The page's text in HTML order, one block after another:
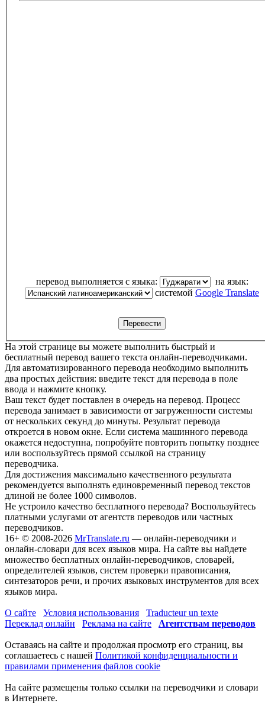
перевод выполняется с языка:
системой Google Translate
На этой странице вы можете выполнить быстрый и
бесплатный перевод вашего текста онлайн-переводчиками.
Для автоматизированного перевода необходимо выполнить
два простых действия: введите текст для перевода в поле
ввода и нажмите кнопку.
Ваш текст будет поставлен в очередь на перевод. Процесс
перевода занимает в зависимости от загруженности системы
от нескольких секунд до минуты. Результат перевода
откроется в новом окне. Если система машинного перевода
окажется недоступна, попробуйте повторить попытку позднее
или воспользуйтесь прямой ссылкой на страницу
переводчика.
Для достижения максимально качественного результата
рекомендуется выполнять единовременный перевод текстов
длиной не более 1000 символов.
Не устроило качество бесплатного перевода? Воспользуйтесь
платными услугами от агентств переводов или частных
переводчиков.
16+ © 2008-2026 MrTranslate.ru — онлайн-переводчики и
онлайн-словари для всех языков мира. На сайте вы найдете
множество бесплатных онлайн-переводчиков, словарей,
определителей языков, систем проверки правописания,
синтезаторов речи, и прочих языковых инструментов для всех
языков мира.
О сайте Условия использования
Traducteur un texte
Переклад онлайн
Реклама на сайте Агентствам переводов
Оставаясь на сайте и продолжая просмотр его страниц, вы
соглашаетесь с нашей Политикой конфиденциальности и
правилами применения файлов cookie
На сайте размещены только ссылки на переводчики и словари
в Интернете.